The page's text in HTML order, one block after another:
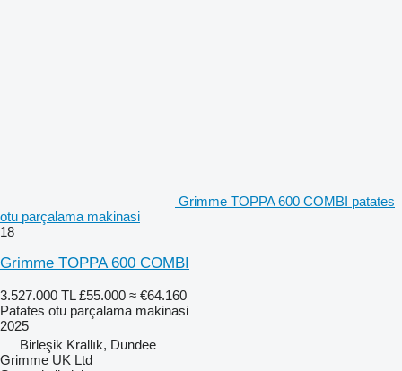
Grimme TOPPA 600 COMBI patates
otu parçalama makinasi
18
Grimme TOPPA 600 COMBI
3.527.000 TL £55.000 ≈ €64.160
Patates otu parçalama makinasi
2025
Birleşik Krallık, Dundee
Grimme UK Ltd